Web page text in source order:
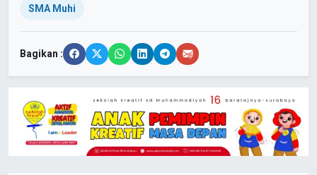
SMA Muhi
Bagikan :